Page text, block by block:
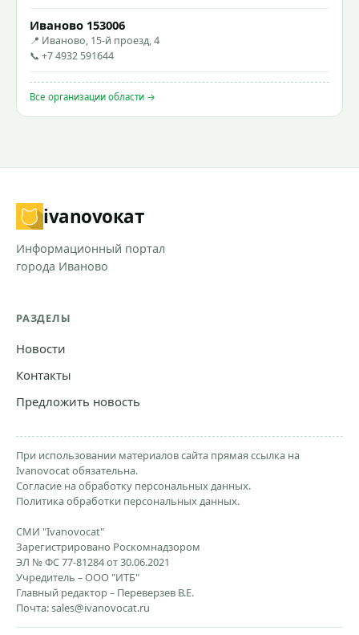
Иваново 153006
📍 Иваново, 15-й проезд, 4
📞 +7 4932 591644
Все организации области →
ivanovoкат
Информационный портал
города Иваново
РАЗДЕЛЫ
Новости
Контакты
Предложить новость
При использовании материалов сайта прямая ссылка на
Ivanovocat обязательна.
Согласие на обработку персональных данных.
Политика обработки персональных данных.
СМИ "Ivanovocat"
Зарегистрировано Роскомнадзором
ЭЛ № ФС 77-81284 от 30.06.2021
Учредитель – ООО "ИТБ"
Главный редактор – Переверзев В.Е.
Почта:sales@ivanovocat.ru